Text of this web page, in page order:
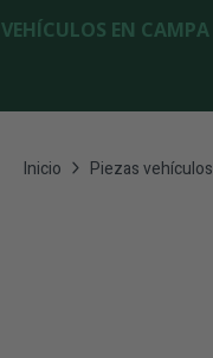
VEHÍCULOS EN CAMPA
Inicio Piezas vehículos